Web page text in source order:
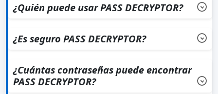
¿Quién puede usar PASS DECRYPTOR?
que desee recuperar contraseñas de cuentas de
Instagram, sin necesidad de habilidades especiales. Sin
utilizar la aplicación únicamente en cuentas
autorizadas.
¿Es seguro PASS DECRYPTOR?
¿Cuántas contraseñas puede encontrar
PASS DECRYPTOR?